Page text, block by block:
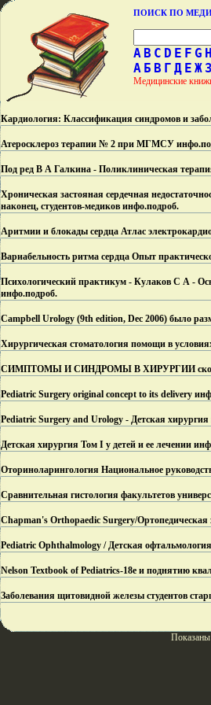
ПОИСК ПО
A B C D E F G H
А Б В Г Д Е Ж З
Медицинские
Кардиология: Классификация синдромов и
Атеросклероз терапии № 2 при МГМСУ инфо.
Под ред В А Галкина - Поликлиническая
Хроническая застояная сердечная
наконец, студентов-медиков инфо.подроб.
Аритмии и блокады сердца Атлас
Вариабельность ритма сердца Опыт
Психологический практикум - Кулаков С А -
инфо.подроб.
Campbell Urology (9th edition, Dec 2006) было
Хирургическая стоматология помощи в
CИМПТОМЫ И СИНДРОМЫ В ХИРУРГИИ
Pediatric Surgery original concept to its delivery
Pediatric Surgery and Urology - Детская
Детская хирургия Том I у детей и ее лечении
Оториноларингология Национальное
Сравнительная гистология факультетов
Chapman's Orthopaedic Surgery/
Pediatric Ophthalmology / Детская
Nelson Textbook of Pediatrics-18e и поднятию
Заболевания щитовидной железы студентов